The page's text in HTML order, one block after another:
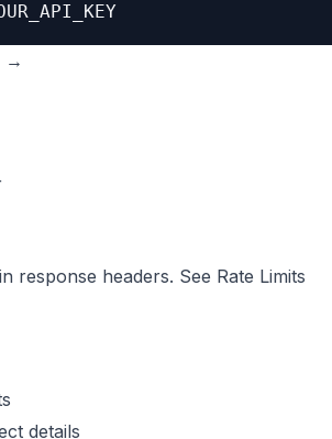
→
response headers. See Rate Limits
details